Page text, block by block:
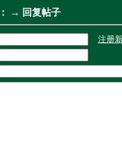
→ 回复帖子
注册